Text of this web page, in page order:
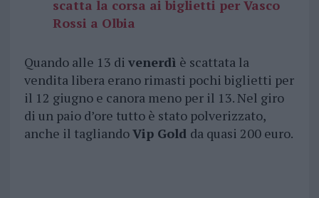
scatta la corsa ai biglietti per Vasco
Rossi a Olbia
Quando alle 13 di venerdì è scattata la
vendita libera erano rimasti pochi biglietti per
il 12 giugno e canora meno per il 13. Nel giro
di un paio d’ore tutto è stato polverizzato,
anche il tagliandoVip Gold da quasi 200 euro.